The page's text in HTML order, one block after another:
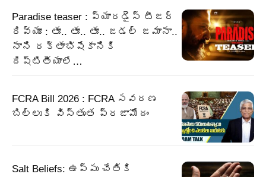
Paradise teaser : ప్యారడైస్ టీజర్
రివ్యూ : తూ.. తూ.. తూ.. జడల్ జమానా..
నాని రక్తాభిషేకానికి
దిష్టితీయాలే…
FCRA Bill 2026 : FCRA సవరణ
బిల్లుకి విస్తృత ప్రజామోదం
Salt Beliefs: ఉప్పు చేతికి